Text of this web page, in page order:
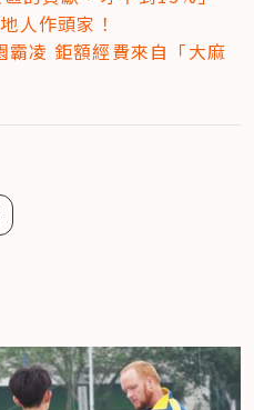
人作頭家！
霸凌 鉅額經費來自「大麻